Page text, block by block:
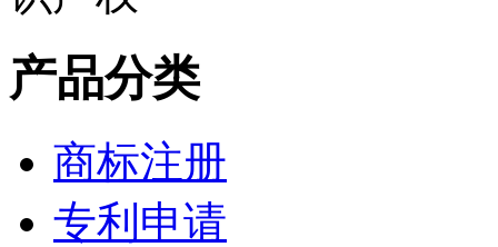
产品分类
商标注册
专利申请